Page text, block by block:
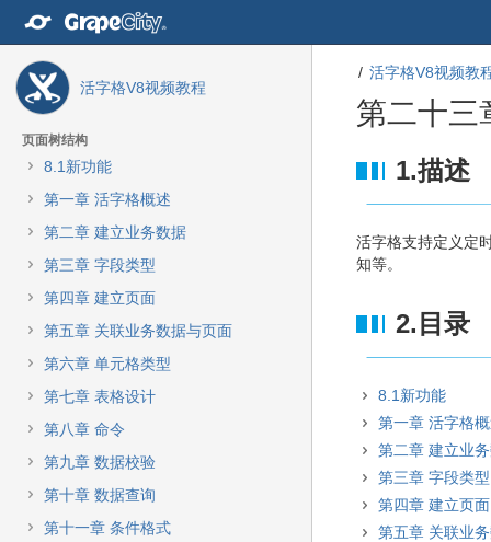
活字格V8视频教程
页面树结构
8.1新功能
第一章 活字格概述
第二章 建立业务数据
第三章 字段类型
第四章 建立页面
第五章 关联业务数据与页面
第六章 单元格类型
第七章 表格设计
第八章 命令
第九章 数据校验
第十章 数据查询
第十一章 条件格式
活字格V8视频教
第二十三
转
元
据
结
转
元
据
起
1.描述
活字格支持定义定
知等。
2.目录
8.1新功能
第一章 活字格
第二章 建立业
第三章 字段类型
第四章 建立页面
第五章 关联业